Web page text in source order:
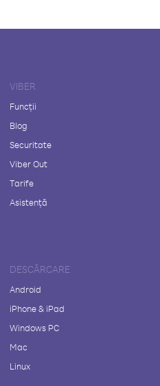
VIBER
Funcții
Blog
Securitate
Viber Out
Tarife
Asistență
DESCĂRCARE
Android
iPhone & iPad
Windows PC
Mac
Linux